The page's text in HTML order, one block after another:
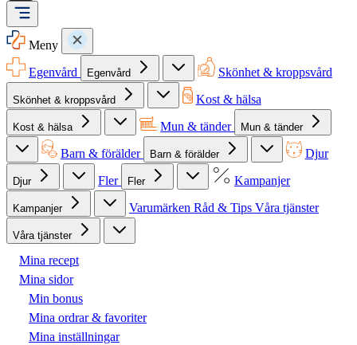
Meny
Egenvård
Egenvård Skönhet & kroppsvård
Skönhet & kroppsvård Kost & hälsa
Kost & hälsa Mun & tänder Mun & tänder
Barn & förälder Barn & förälder Djur
Djur Fler Fler Kampanjer
Kampanjer Varumärken Råd & Tips Våra tjänster
Våra tjänster
Mina recept
Mina sidor
Min bonus
Mina ordrar & favoriter
Mina inställningar